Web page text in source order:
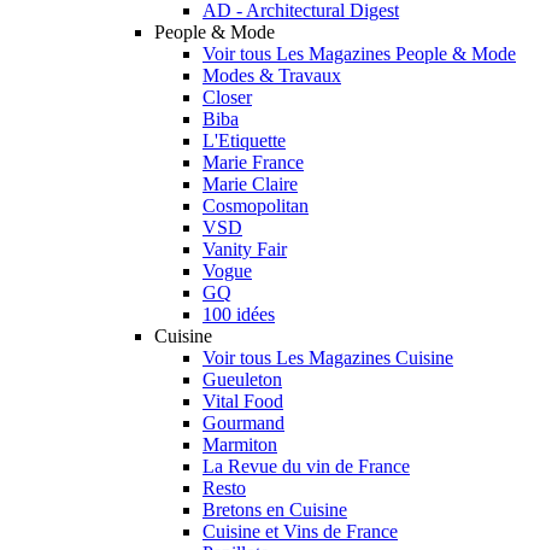
AD - Architectural Digest
People & Mode
Voir tous Les Magazines People & Mode
Modes & Travaux
Closer
Biba
L'Etiquette
Marie France
Marie Claire
Cosmopolitan
VSD
Vanity Fair
Vogue
GQ
100 idées
Cuisine
Voir tous Les Magazines Cuisine
Gueuleton
Vital Food
Gourmand
Marmiton
La Revue du vin de France
Resto
Bretons en Cuisine
Cuisine et Vins de France